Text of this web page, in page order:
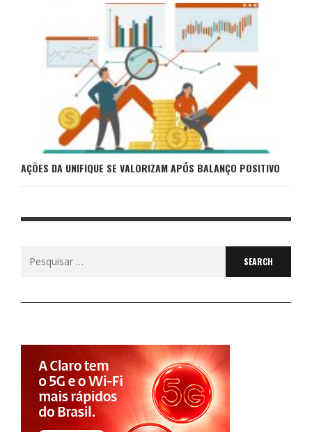
AÇÕES DA UNIFIQUE SE VALORIZAM APÓS BALANÇO POSITIVO